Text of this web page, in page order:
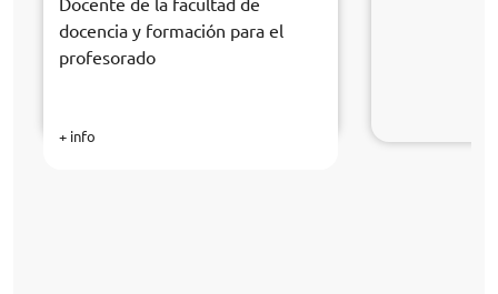
docencia y formación para el
profesorado
+ info